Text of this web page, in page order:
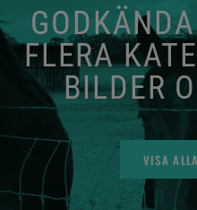
FLERA
BILDER
VISA